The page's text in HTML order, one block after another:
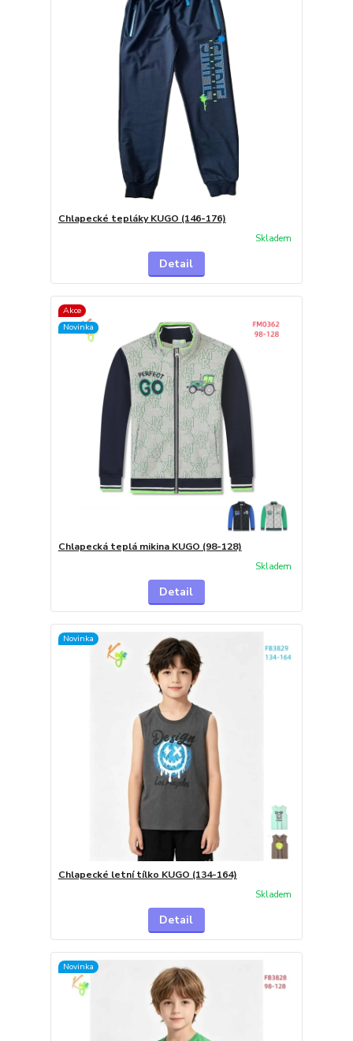
Chlapecké tepláky KUGO (146-176)
Skladem
Detail
Akce
Novinka
Chlapecká teplá mikina KUGO (98-128)
Skladem
Detail
Novinka
Chlapecké letní tílko KUGO (134-164)
Skladem
Detail
Novinka